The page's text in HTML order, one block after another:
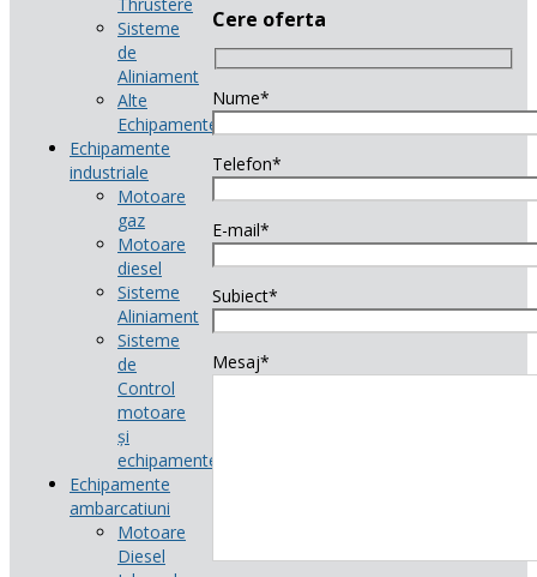
Sisteme
de
Aliniament
Alte
Echipamente
Echipamente
industriale
Motoare
gaz
Motoare
diesel
Sisteme
Aliniament
Sisteme
de
Control
motoare
și
echipamente
Echipamente
ambarcatiuni
Motoare
Diesel
Cere oferta
Nume*
Telefon*
E-mail*
Subiect*
Mesaj*